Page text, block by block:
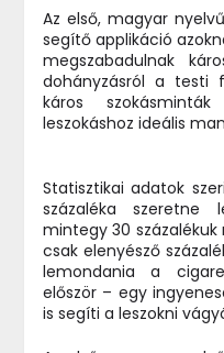
Az első, magyar
segítő applikáció
megszabadulnak
dohányzásról a testi
káros
leszokáshoz ideális
Statisztikai adatok
százaléka szeretne
mintegy 30
csak elenyésző
lemondania a
először – egy
is segíti a leszokni